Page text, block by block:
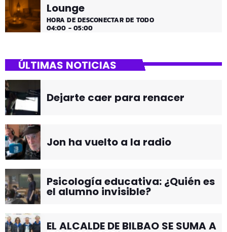
Lounge
HORA DE DESCONECTAR DE TODO
04:00 - 05:00
ÚLTIMAS NOTICIAS
Dejarte caer para renacer
Jon ha vuelto a la radio
Psicología educativa: ¿Quién es
el alumno invisible?
EL ALCALDE DE BILBAO SE SUMA A